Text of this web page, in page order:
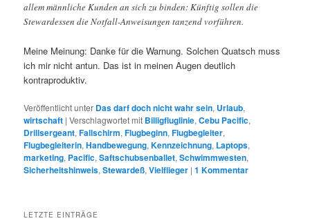
allem männliche Kunden an sich zu binden: Künftig sollen die
Stewardessen die Notfall-Anweisungen tanzend vorführen.
Meine Meinung: Danke für die Warnung. Solchen Quatsch muss
ich mir nicht antun. Das ist in meinen Augen deutlich
kontraproduktiv.
Veröffentlicht unter Das darf doch nicht wahr sein, Urlaub,
wirtschaft |Verschlagwortet mit Billigfluglinie,Cebu Pacific,
Drillsergeant,Fallschirm,Flugbeginn,Flugbegleiter,
Flugbegleiterin,Handbewegung,Kennzeichnung, Laptops,
marketing, Pacific,Saftschubsenballet,Schwimmwesten,
Sicherheitshinweis,Stewardeß,Vielflieger |1 Kommentar
LETZTE EINTRÄGE